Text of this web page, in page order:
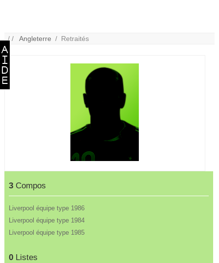
/ /Angleterre / Retraités
3 Compos
Liverpool équipe type 1986
Liverpool équipe type 1984
Liverpool équipe type 1985
0 Listes